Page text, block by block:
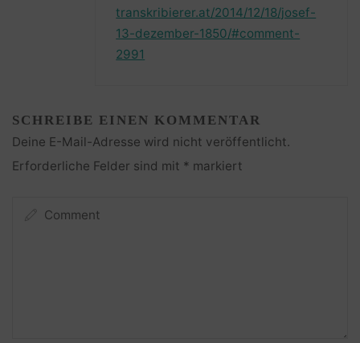
transkribierer.at/2014/12/18/josef-
13-dezember-1850/#comment-
2991
SCHREIBE EINEN KOMMENTAR
Deine E-Mail-Adresse wird nicht veröffentlicht.
Erforderliche Felder sind mit * markiert